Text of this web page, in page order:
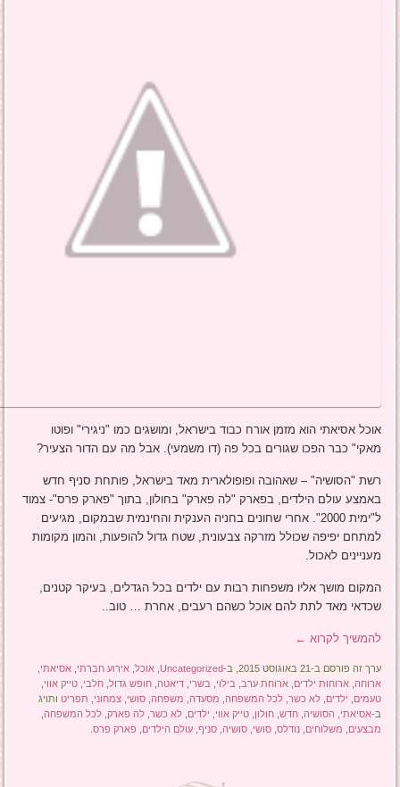
אוכל אסיאתי הוא מזמן אורח כבוד בישראל, ומושגים כמו "ניגירי" ופוטו
מאקי" כבר הפכו שגורים בכל פה (דו משמעי). אבל מה עם הדור הצעיר?
רשת "הסושיה" – שאהובה ופופולארית מאד בישראל, פותחת סניף חדש
באמצע עולם הילדים, בפארק "לה פארק" בחולון, בתוך "פארק פרס"- צמוד
ל"ימית 2000". אחרי שחונים בחניה הענקית והחינמית שבמקום, מגיעים
למתחם יפיפה שכולל מזרקה צבעונית, שטח גדול להופעות, והמון מקומות
מעניינים לאכול.
המקום מושך אליו משפחות רבות עם ילדים בכל הגדלים, בעיקר קטנים,
שכדאי מאד לתת להם אוכל כשהם רעבים, אחרת … טוב..
להמשיך לקרוא ←
ערך זה פורסם ב-21 באוגוסט 2015, ב- Uncategorized
,אוכל ,אירוע חברתי ,אסיאתי
ארוחה ,ארוחות ילדים ,ארוחת ערב בילוי בשרי ,דיאטה ,חופש גדול ,חלבי ,טייק אווי
טעמים
ילדים ,לא כשר ,לכל המשפחה מסעדה משפחה ,סושי ,צמחוני תפריט ותויג
ב-אסיאתי הסושיה ,חדש ,חולון ,טייק אווי ילדים ,לא כשר ,לה פארק ,לכל המשפחה
מבצעים
משלוחים ,נודלס ,סושי ,סושיה ,סניף ,עולם הילדים פארק פרס